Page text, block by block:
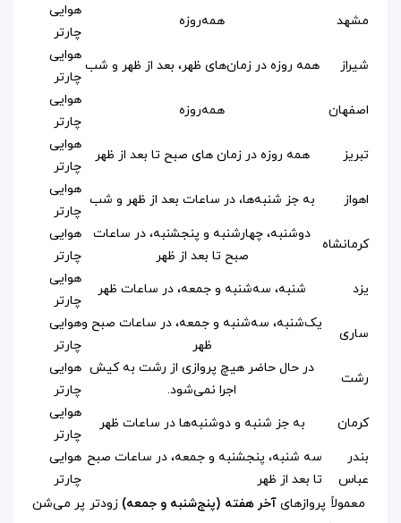
مشهد
همه‌روزه
هوایی
چارتر
شیراز
همه روزه در زمان‌های ظهر، بعد از ظهر و شب
هوایی
چارتر
اصفهان
همه‌روزه
هوایی
چارتر
تبریز
همه روزه در زمان های صبح تا بعد از ظهر
هوایی
چارتر
اهواز
به جز شنبه‌ها، در ساعات بعد از ظهر و شب
هوایی
چارتر
کرمانشاه
دوشنبه، چهارشنبه و پنجشنبه، در ساعات
صبح تا بعد از ظهر
هوایی
چارتر
یزد
شنبه، سه‌شنبه و جمعه، در ساعات ظهر
هوایی
چارتر
ساری
یک‌شنبه، سه‌‌شنبه و جمعه، در ساعات صبح و
ظهر
هوایی
چارتر
رشت
در حال حاضر هیچ پروازی از رشت به کیش
اجرا نمی‌شود.
هوایی
چارتر
کرمان
به جز شنبه‌ و دوشنبه‌ها در ساعات ظهر
هوایی
چارتر
بندر
عباس
سه شنبه، پنجشنبه و جمعه، در ساعات صبح
تا بعد از ظهر
هوایی
چارتر
معمولاً پروازهای آخر هفته (پنج‌شنبه و جمعه) زودتر پر می‌شن